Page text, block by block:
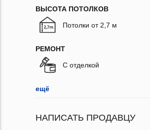
ВЫСОТА ПОТОЛКОВ
Потолки от 2,7 м
РЕМОНТ
С отделкой
ещё
НАПИСАТЬ ПРОДАВЦУ